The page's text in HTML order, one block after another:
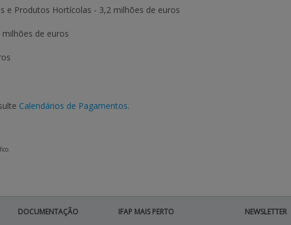
e Produtos Hortícolas - 3,2 milhões de euros
milhões de euros
Calendários de Pagamentos.
DOCUMENTAÇÃO
IFAP MAIS PERTO
NEWSLETTER